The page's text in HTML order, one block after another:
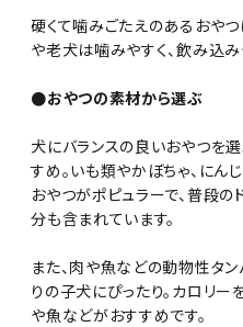
硬くて噛みごたえのあるおや
や老犬は噛みやすく、飲み込
●おやつの素材から選ぶ
犬にバランスの良いおやつを
すめ。いも類やかぼちゃ、にん
おやつがポピュラーで、普段
分も含まれています。
また、肉や魚などの動物性タ
りの子犬にぴったり。カロリ
や魚などがおすすめです。